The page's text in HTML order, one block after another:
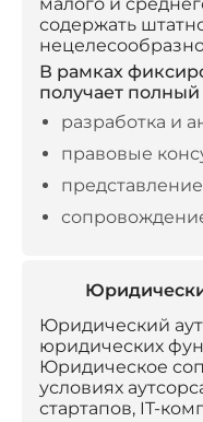
содержать
В рамках
получает полный
разработка и
правовые
Юридический
юридических
Юридическое
условиях
стартапов, IT-